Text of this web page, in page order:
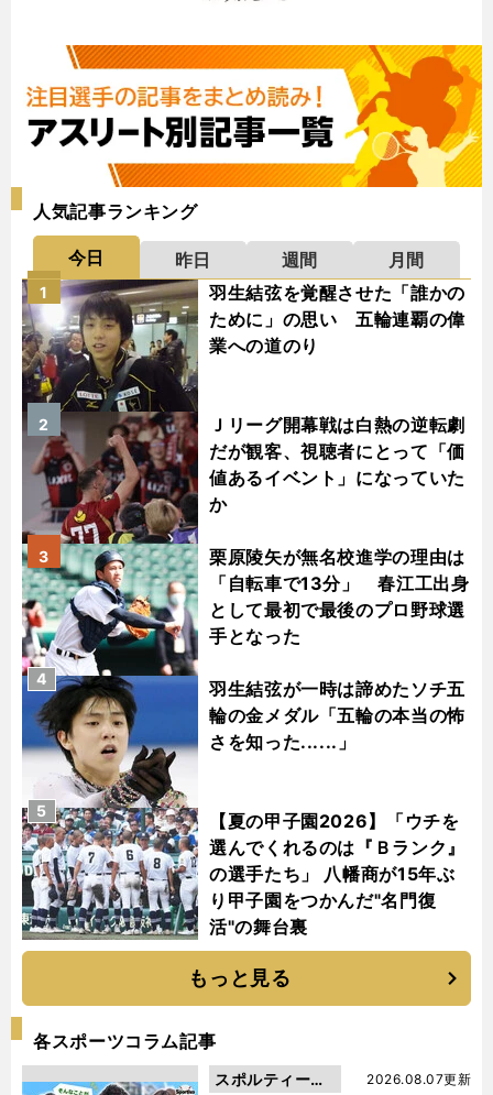
人気記事ランキング
今日 昨日 週間
月間
羽生結弦を覚醒させた「誰かの
ために」の思い 五輪連覇の偉
業への道のり
1
Ｊリーグ開幕戦は白熱の逆転劇
だが観客、視聴者にとって「価
値あるイベント」になっていた
か
2
栗原陵矢が無名校進学の理由は
「自転車で13分」 春江工出身
として最初で最後のプロ野球選
手となった
3
羽生結弦が一時は諦めたソチ五
輪の金メダル「五輪の本当の怖
さを知った......」
4
【夏の甲子園2026】「ウチを
選んでくれるのは『Ｂランク』
の選手たち」 八幡商が15年ぶ
り甲子園をつかんだ"名門復
活"の舞台裏
5
もっと見る
各スポーツコラム記事
2026.08.07更新
スポルティーバ